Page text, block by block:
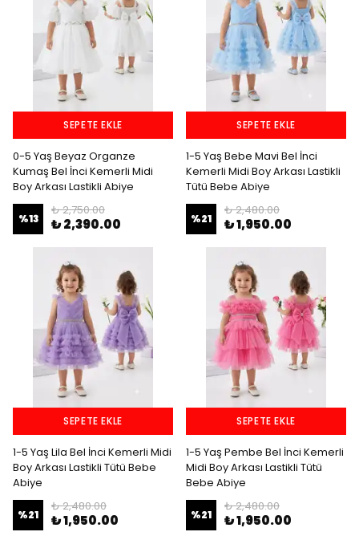
SEPETE EKLE
0-5 Yaş Beyaz Organze
Kumaş Bel İnci Kemerli Midi
Boy Arkası Lastikli Abiye
%13
₺ 2,750.00
₺ 2,390.00
SEPETE EKLE
1-5 Yaş Bebe Mavi Bel İnci
Kemerli Midi Boy Arkası Lastikli
Tütü Bebe Abiye
%21
₺ 2,480.00
₺ 1,950.00
SEPETE EKLE
1-5 Yaş Lila Bel İnci Kemerli Midi
Boy Arkası Lastikli Tütü Bebe
Abiye
%21
₺ 2,480.00
₺ 1,950.00
SEPETE EKLE
1-5 Yaş Pembe Bel İnci Kemerli
Midi Boy Arkası Lastikli Tütü
Bebe Abiye
%21
₺ 2,480.00
₺ 1,950.00